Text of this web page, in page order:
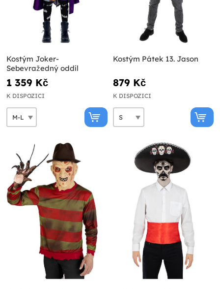
Kostým Joker-
Sebevražedný oddíl
1 359 Kč
K DISPOZICI
Kostým Pátek 13. Jason
879 Kč
K DISPOZICI